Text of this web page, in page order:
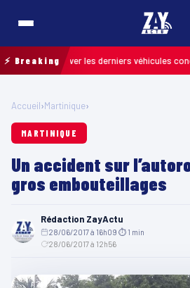
⚡ Breaking
retrouver les derniers véhicules concernés
Accueil›Martinique›
MARTINIQUE
Un accident sur
gros embouteillages
Rédaction ZayActu
28/06/2017 à 16h09 ⏱ 1 min
28/06/2017 à 12h56